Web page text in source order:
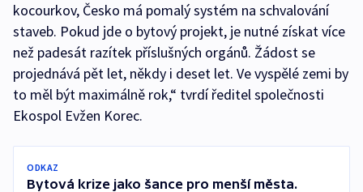
kocourkov, Česko má pomalý systém na schvalování
staveb. Pokud jde o bytový projekt, je nutné získat více
než padesát razítek příslušných orgánů. Žádost se
projednává pět let, někdy i deset let. Ve vyspělé zemi by
to měl být maximálně rok,“ tvrdí ředitel společnosti
Ekospol Evžen Korec.
ODKAZ
Bytová krize jako šance pro menší města.